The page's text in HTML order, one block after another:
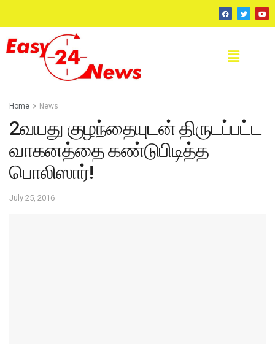
Home News
2வயது குழந்தையுடன் திருடப்பட்ட
வாகனத்தை கண்டுபிடித்த
பொலிஸார்!
July 25, 2016